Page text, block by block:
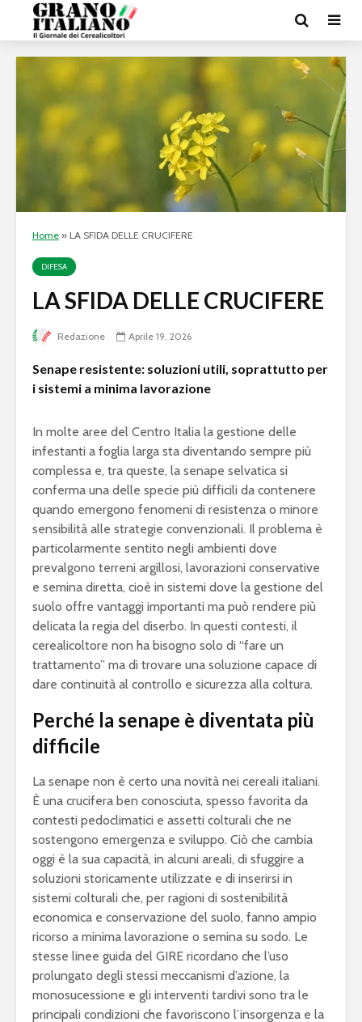
Home » LA SFIDA DELLE CRUCIFERE
DIFESA
LA SFIDA DELLE CRUCIFERE
Redazione Aprile 19, 2026
Senape resistente: soluzioni utili, soprattutto per
i sistemi a minima lavorazione
In molte aree del Centro Italia la gestione delle
infestanti a foglia larga sta diventando sempre più
complessa e, tra queste, la senape selvatica si
conferma una delle specie più difficili da contenere
quando emergono fenomeni di resistenza o minore
sensibilità alle strategie convenzionali. Il problema è
particolarmente sentito negli ambienti dove
prevalgono terreni argillosi, lavorazioni conservative
e semina diretta, cioè in sistemi dove la gestione del
suolo offre vantaggi importanti ma può rendere più
delicata la regia del diserbo. In questi contesti, il
cerealicoltore non ha bisogno solo di “fare un
trattamento” ma di trovare una soluzione capace di
dare continuità al controllo e sicurezza alla coltura.
Perché la senape è diventata più
difficile
La senape non è certo una novità nei cereali italiani.
È una crucifera ben conosciuta, spesso favorita da
contesti pedoclimatici e assetti colturali che ne
sostengono emergenza e sviluppo. Ciò che cambia
oggi è la sua capacità, in alcuni areali, di sfuggire a
soluzioni storicamente utilizzate e di inserirsi in
sistemi colturali che, per ragioni di sostenibilità
economica e conservazione del suolo, fanno ampio
ricorso a minima lavorazione o semina su sodo. Le
stesse linee guida del GIRE ricordano che l’uso
prolungato degli stessi meccanismi d’azione, la
monosucessione e gli interventi tardivi sono tra le
principali condizioni che favoriscono l’insorgenza e la